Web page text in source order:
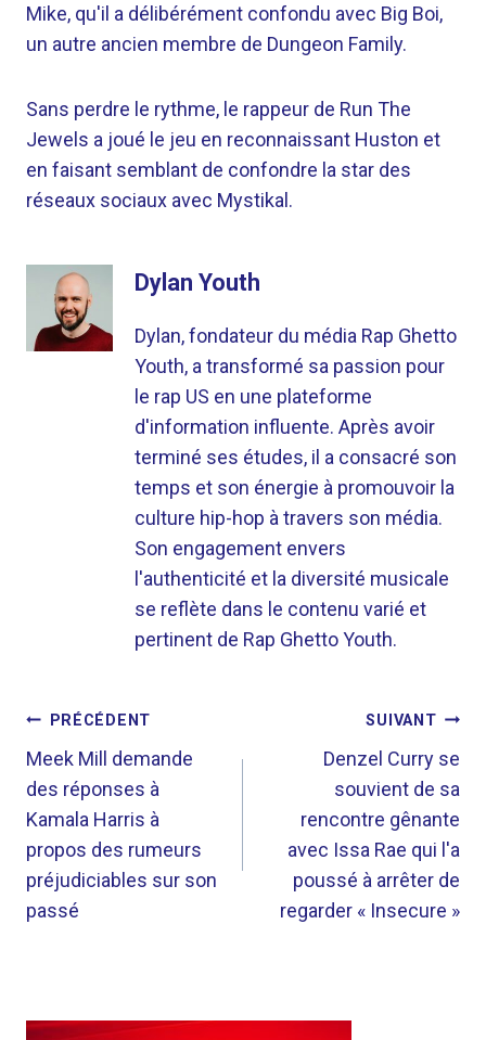
Mike, qu'il a délibérément confondu avec Big Boi,
un autre ancien membre de Dungeon Family.
Sans perdre le rythme, le rappeur de Run The
Jewels a joué le jeu en reconnaissant Huston et
en faisant semblant de confondre la star des
réseaux sociaux avec Mystikal.
Dylan Youth
Dylan, fondateur du média Rap Ghetto
Youth, a transformé sa passion pour
le rap US en une plateforme
d'information influente. Après avoir
terminé ses études, il a consacré son
temps et son énergie à promouvoir la
culture hip-hop à travers son média.
Son engagement envers
l'authenticité et la diversité musicale
se reflète dans le contenu varié et
pertinent de Rap Ghetto Youth.
NAVIGATION
DE
L’ARTICLE
PRÉCÉDENT
Meek Mill demande
des réponses à
Kamala Harris à
propos des rumeurs
préjudiciables sur son
passé
SUIVANT
Denzel Curry se
souvient de sa
rencontre gênante
avec Issa Rae qui l'a
poussé à arrêter de
regarder « Insecure »